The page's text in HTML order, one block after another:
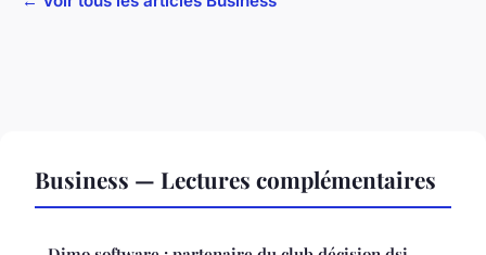
Business — Lectures complémentaires